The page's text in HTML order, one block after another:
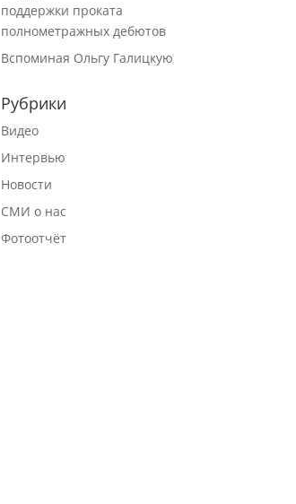
поддержки проката
полнометражных дебютов
Вспоминая Ольгу Галицкую
Рубрики
Видео
Интервью
Новости
СМИ о нас
Фотоотчёт